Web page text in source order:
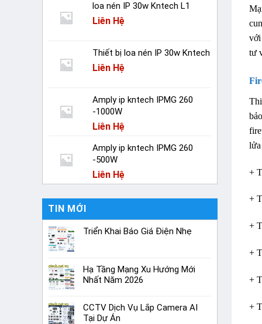
loa nén IP 30w Kntech L1
Liên Hệ
Thiết bị loa nén IP 30w Kntech
Liên Hệ
Amply ip kntech IPMG 260
-1000W
Liên Hệ
Amply ip kntech IPMG 260
-500W
Liên Hệ
TIN MỚI
Triển Khai Báo Giá Điện Nhẹ
Hạ Tầng Mạng Xu Hướng Mới
Nhất Năm 2026
CCTV Dịch Vụ Lắp Camera AI
Tại Dự Án
với
tư
+
+
+
+
+
+